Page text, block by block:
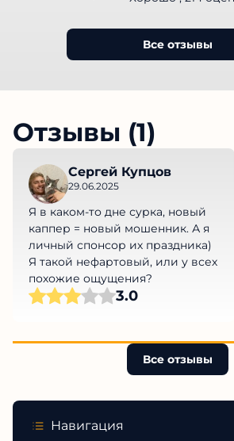
Все отзывы
Отзывы (1)
Сергей Купцов
29.06.2025
Я в каком-то дне сурка, новый
каппер = новый мошенник. А я
личный спонсор их праздника)
Я такой нефартовый, или у всех
похожие ощущения?
3.0
Все отзывы
Навигация